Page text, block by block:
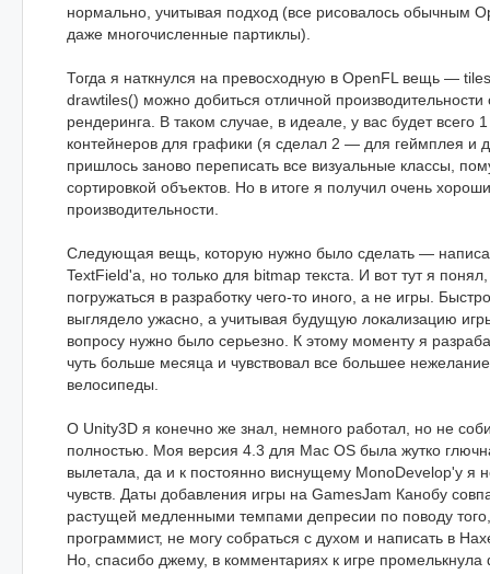
нормально, учитывая подход (все рисовалось обычным
даже многочисленные партиклы).
Тогда я наткнулся на превосходную в OpenFL вещь —
drawtiles() можно добиться отличной
рендеринга. В таком случае, в идеале, у вас будет всего
контейнеров для графики (я сделал 2 — для геймплея и
пришлось заново переписать все визуальные классы,
сортировкой объектов. Но в итоге я получил очень
производительности.
Следующая вещь, которую нужно было сделать —
TextField'a, но только для bitmap текста. И вот тут я
погружаться в разработку чего-то иного, а не игры.
выглядело ужасно, а учитывая будущую локализацию
вопросу нужно было серьезно. К этому моменту я
чуть больше месяца и чувствовал все большее
велосипеды.
О Unity3D я конечно же знал, немного работал, но не
полностью. Моя версия 4.3 для Mac OS была жутко
вылетала, да и к постоянно виснущему MonoDevelop'у я
чувств. Даты добавления игры на GamesJam Канобу
растущей медленными темпами депресии по поводу
программист, не могу собраться с духом и написать в
Но, спасибо джему, в комментариях к игре